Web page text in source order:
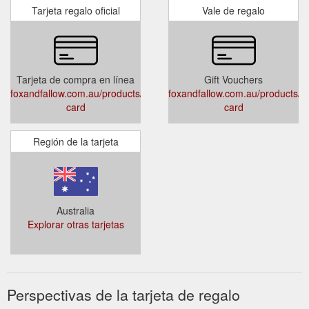
Tarjeta regalo oficial
Tarjeta de compra en línea
foxandfallow.com.au/products/gift-
card
Vale de regalo
Gift Vouchers
foxandfallow.com.au/products/
card
Región de la tarjeta
Australia
Explorar otras tarjetas
Perspectivas de la tarjeta de regalo